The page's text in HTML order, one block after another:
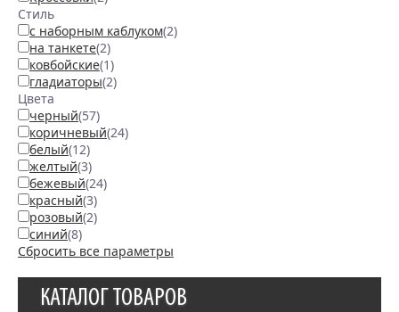
Стиль
с наборным каблуком(2)
на танкете(2)
ковбойские(1)
гладиаторы(2)
Цвета
черный(57)
коричневый(24)
белый(12)
желтый(3)
бежевый(24)
красный(3)
розовый(2)
синий(8)
Сбросить все параметры
КАТАЛОГ ТОВАРОВ